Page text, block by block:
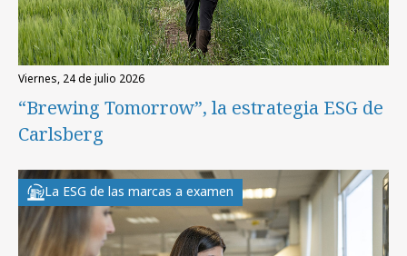
viernes, 24 de julio 2026
“Brewing Tomorrow”, la estrategia ESG de
Carlsberg
La ESG de las marcas a examen